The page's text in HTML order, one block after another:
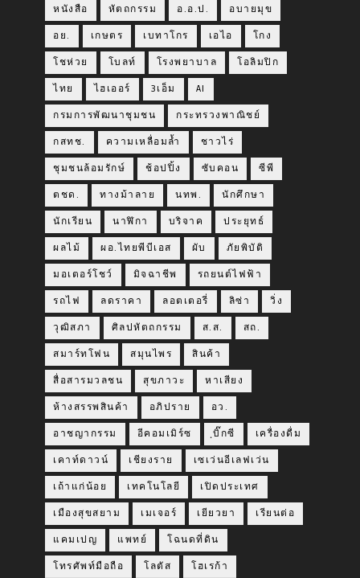
หนังสือ หัตถกรรม อ.อ.ป. อบายมุข
อย. เกษตร เบทาโกร เอไอ โกง
โชห่วย โบลท์ โรงพยาบาล โอลิมปิก
ไทย ไฮเออร์ 3เอ็ม AI
กรมการพัฒนาชุมชน กระทรวงพาณิชย์
กสทช. ความเหลื่อมล้ำ ชาวไร่
ชุมชนล้อมรักษ์ ช้อปปิ้ง ซับคอน ซีพี
ตชด. ทางม้าลาย นทพ. นักศึกษา
นักเรียน นาฬิกา บริจาค ประยุทธ์
ผลไม้ ผอ.ไทยพีบีเอส ผับ ภัยพิบัติ
มอเตอร์โชว์ มิจฉาชีพ รถยนต์ไฟฟ้า
รถไฟ ลดราคา ลอตเตอรี่ ลิซ่า วิ่ง
วุฒิสภา ศิลปหัตถกรรม ส.ส. สถ.
สมาร์ทโฟน สมุนไพร สินค้า
สื่อสารมวลชน สุขภาวะ หาเสียง
ห้างสรรพสินค้า อภิปราย อว.
อาชญากรรม อีคอมเมิร์ซ ฺบิ๊กซี เครื่องดื่ม
เคาท์ดาวน์ เชียงราย เซเว่นอีเลฟเว่น
เถ้าแก่น้อย เทคโนโลยี เปิดประเทศ
เมืองสุขสยาม เมเจอร์ เยียวยา เรียนต่อ
แคมเปญ แพทย์ โฉนดที่ดิน
โทรศัพท์มือถือ โลตัส โฮเรก้า